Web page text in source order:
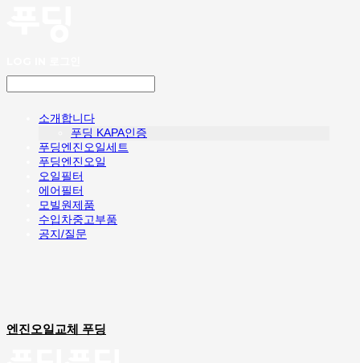
소개합니다
푸딩 KAPA인증
푸딩엔진오일세트
푸딩엔진오일
오일필터
에어필터
모빌원제품
수입차중고부품
공지/질문
엔진오일교체 푸딩